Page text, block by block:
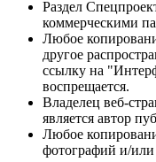
Раздел
коммерческими
Любое
другое
ссылку на
воспрещается.
Владелец веб-
является автор
Любое
фотографий и/или